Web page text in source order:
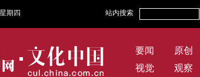
期四 站内搜索
要闻 原创
视觉
观察